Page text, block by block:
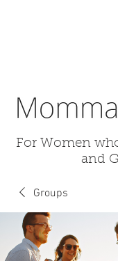
For Women
and
Groups